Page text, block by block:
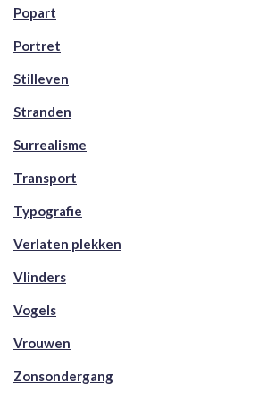
Popart
Portret
Stilleven
Stranden
Surrealisme
Transport
Typografie
Verlaten plekken
Vlinders
Vogels
Vrouwen
Zonsondergang